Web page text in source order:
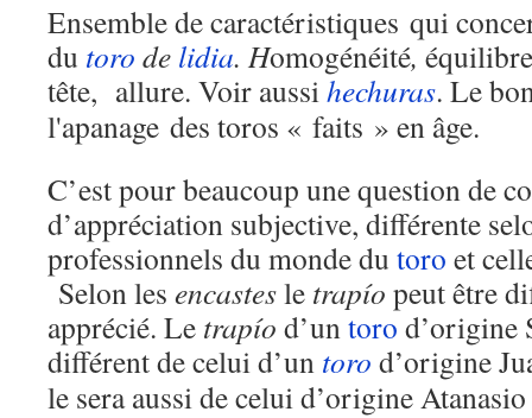
Ensemble de caractéristiques qui
du toro de lidia. Homogénéité,
tête, allure. Voir aussihechuras. Le
l'apanage des toros « faits » en âge.
C’est pour beaucoup une question de
d’appréciation subjective, différente
professionnels du monde du toro et
Selon les encastesle trapío peut être
apprécié. Le trapío d’untoro d’origine
différent de celui d’un toro d’origine
le sera aussi de celui d’origine